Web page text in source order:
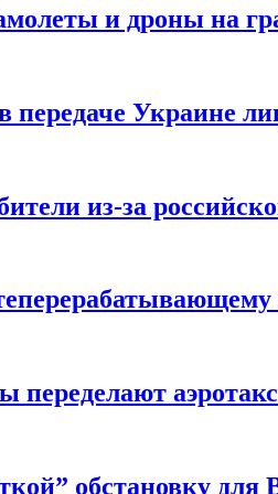
и дроны на
передаче Украине
из-за
переделают
обстановку